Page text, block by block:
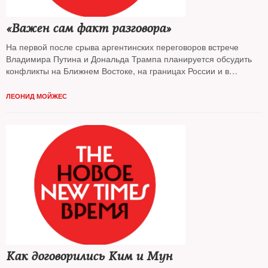
«Важен сам факт разговора»
На первой после срыва аргентинских переговоров встрече
Владимира Путина и Дональда Трампа планируется обсудить
конфликты на Ближнем Востоке, на границах России и в
NT, уверены: это общение ради общения
ЛЕОНИД МОЙЖЕС
Как договорились Ким и Мун